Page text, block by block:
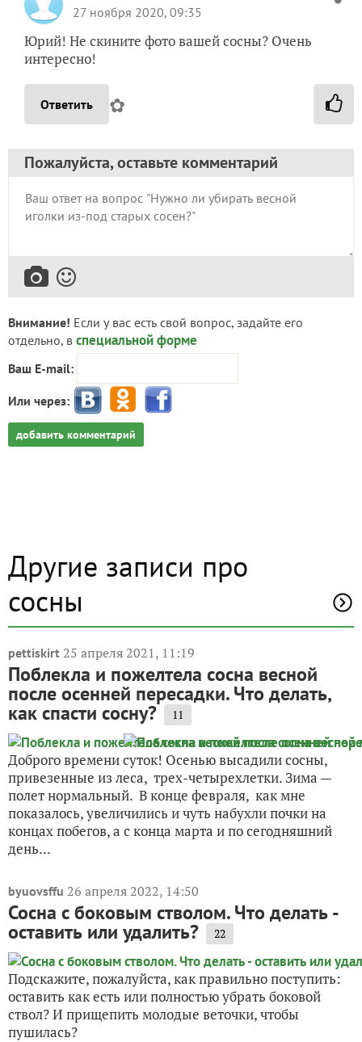
27 ноября 2020, 09:35
Юрий! Не скините фото вашей сосны? Очень
интересно!
Ответить ✿
Пожалуйста, оставьте комментарий
Внимание! Если у вас есть свой вопрос, задайте его
отдельно, в специальной форме
Ваш E-mail:
Или через:
добавить комментарий
Другие записи про
сосны
pettiskirt 25 апреля 2021, 11:19
Поблекла и пожелтела сосна весной
после осенней пересадки. Что делать,
как спасти сосну? 11
Доброго времени суток! Осенью высадили сосны,
привезенные из леса, трех-четырехлетки. Зима —
полет нормальный. В конце февраля, как мне
показалось, увеличились и чуть набухли почки на
концах побегов, а с конца марта и по сегодняшний
день...
byuovsffu 26 апреля 2022, 14:50
Сосна с боковым стволом. Что делать -
оставить или удалить? 22
Подскажите, пожалуйста, как правильно поступить:
оставить как есть или полностью убрать боковой
ствол? И прищепить молодые веточки, чтобы
пушилась?